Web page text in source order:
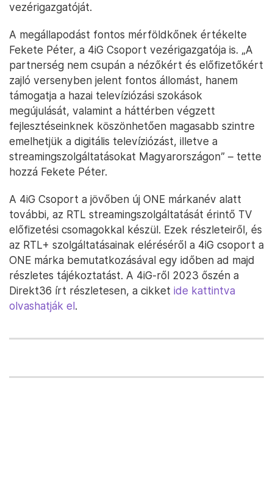
vezérigazgatóját.
A megállapodást fontos mérföldkőnek értékelte
Fekete Péter, a 4iG Csoport vezérigazgatója is. „A
partnerség nem csupán a nézőkért és előfizetőkért
zajló versenyben jelent fontos állomást, hanem
támogatja a hazai televíziózási szokások
megújulását, valamint a háttérben végzett
fejlesztéseinknek köszönhetően magasabb szintre
emelhetjük a digitális televíziózást, illetve a
streamingszolgáltatásokat Magyarországon” – tette
hozzá Fekete Péter.
A 4iG Csoport a jövőben új ONE márkanév alatt
további, az RTL streamingszolgáltatását érintő TV
előfizetési csomagokkal készül. Ezek részleteiről, és
az RTL+ szolgáltatásainak eléréséről a 4iG csoport a
ONE márka bemutatkozásával egy időben ad majd
részletes tájékoztatást. A 4iG-ről 2023 őszén a
Direkt36 írt részletesen, a cikket ide kattintva
olvashatják el.